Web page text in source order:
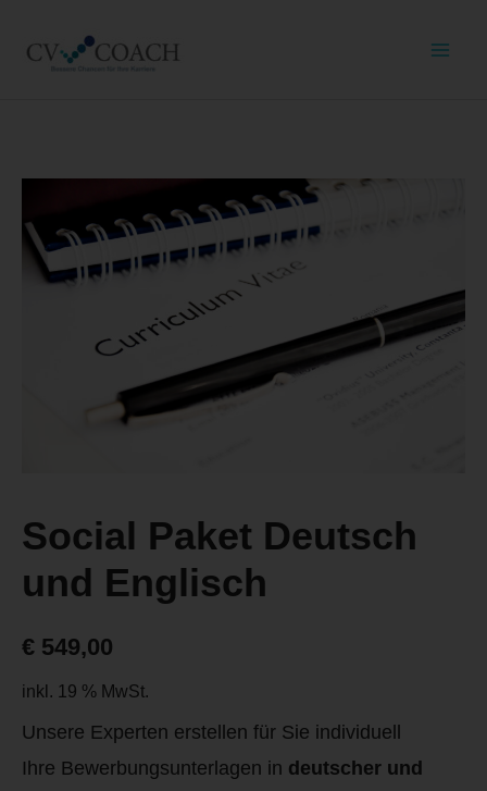
Social Paket Deutsch
und Englisch
€ 549,00
inkl. 19 % MwSt.
Unsere Experten erstellen für Sie individuell
Ihre Bewerbungsunterlagen in deutscher und
Paket
Deutsch